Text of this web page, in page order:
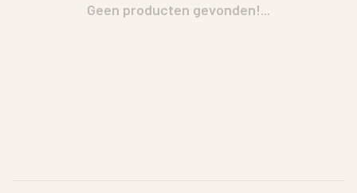
Geen producten gevonden!...